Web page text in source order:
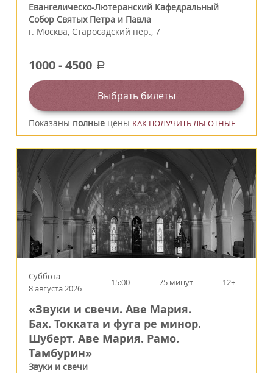
Евангелическо-Лютеранский Кафедральный
Собор Святых Петра и Павла
г. Москва, Старосадский пер., 7
1000-4500 a
Выбрать билеты
Показаны полные цены КАК ПОЛУЧИТЬ ЛЬГОТНЫЕ
Суббота
8 августа 2026
15:00 75 минут 12+
«Звуки и свечи. Аве Мария.
Бах. Токката и фуга ре минор.
Шуберт. Аве Мария. Рамо.
Тамбурин»
Звуки и свечи